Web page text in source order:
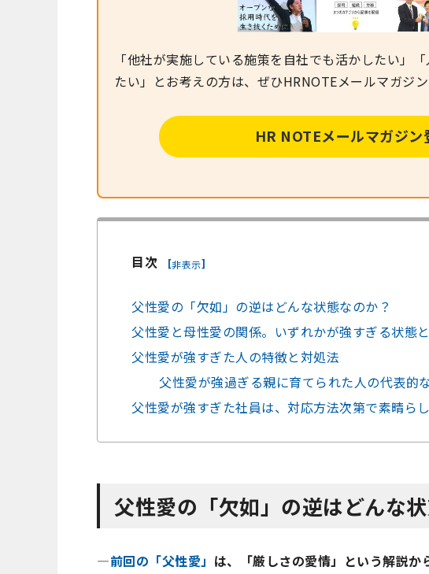
「他社が実施している施策を自社でも活かしたい」
たい」とお考えの方は、ぜひHRNOTEメールマガジ
HR NOTEメールマガジン
目次 [非表示]
父性愛の「欠如」の逆はどんな状態なのか？
父性愛と母性愛の関係。いずれかが強すぎる状態
父性愛が強すぎた人の特徴と対処法
父性愛が強過ぎる親に育てられた人の代表的
父性愛が強すぎた社員は、対応方法次第で素晴ら
父性愛の「欠如」の逆はどんな
―前回の「父性愛」 は、「厳しさの愛情」という解説